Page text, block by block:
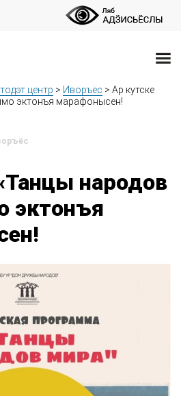
центр > Иворъёс > Ар кутске
эктонъя марафонысен!
народов
эктонъя